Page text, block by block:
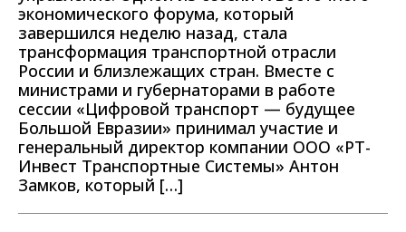
экономического форума, который
завершился неделю назад, стала
трансформация транспортной отрасли
России и близлежащих стран. Вместе с
министрами и губернаторами в работе
сессии «Цифровой транспорт — будущее
Большой Евразии» принимал участие и
генеральный директор компании ООО «РТ-
Инвест Транспортные Системы» Антон
Замков, который […]